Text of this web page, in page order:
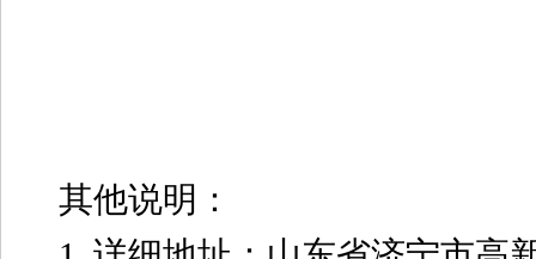
其他说明：